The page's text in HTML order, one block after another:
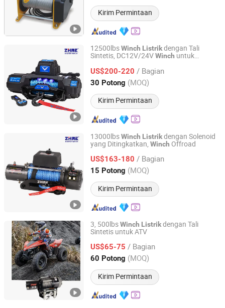
Kirim Permintaan
12500lbsWinch Listrikdengan Tali
Sintetis, DC12V/24VWinch untuk
US$200-220 / Bagian
30 Potong (MOQ)
Kirim Permintaan
Ningbo Zhonghuang Machine & Electrics Co., Ltd.
Zhejiang, China Harga mulai 2013
13000lbsWinch Listrikdengan Solenoid
yang Ditingkatkan, Winch Offroad
US$163-180 / Bagian
15 Potong (MOQ)
Kirim Permintaan
Ningbo Zhonghuang Machine & Electrics Co., Ltd.
Zhejiang, China Harga mulai 2013
3, 500lbsWinch Listrikdengan Tali
Sintetis untuk ATV
US$65-75 / Bagian
60 Potong (MOQ)
Kirim Permintaan
Zhejiang Hongbin Industry and Trade Co., Ltd.
Zhejiang, China Harga mulai 2023